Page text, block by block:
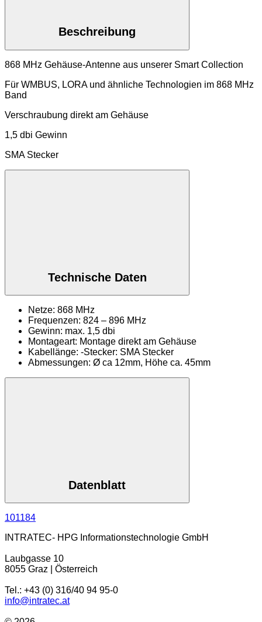
Beschreibung
868 MHz Gehäuse-Antenne aus unserer Smart Collection
Für WMBUS, LORA und ähnliche Technologien im 868 MHz
Band
Verschraubung direkt am Gehäuse
1,5 dbi Gewinn
SMA Stecker
Technische Daten
Netze: 868 MHz
Frequenzen: 824 – 896 MHz
Gewinn: max. 1,5 dbi
Montageart: Montage direkt am Gehäuse
Kabellänge: -Stecker: SMA Stecker
Abmessungen: Ø ca 12mm, Höhe ca. 45mm
Datenblatt
101184
INTRATEC- HPG Informationstechnologie GmbH
Laubgasse 10
8055 Graz | Österreich
Tel.: +43 (0) 316/40 94 95-0
info@intratec.at